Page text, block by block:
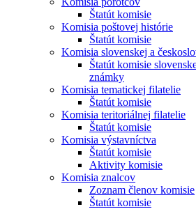
Štatút komisie
Komisia poštovej histórie
Štatút komisie
Komisia slovenskej a
Štatút komisie
známky
Komisia tematickej filatelie
Štatút komisie
Komisia teritoriálnej filatelie
Štatút komisie
Komisia výstavníctva
Štatút komisie
Aktivity komisie
Komisia znalcov
Zoznam členov komisie
Štatút komisie